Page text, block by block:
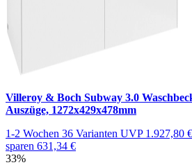
Villeroy & Boch Subway 3.0
Auszüge, 1272x429x478mm
1-2 Wochen 36 Varianten UVP 1.927,80
sparen 631,34 €
33%